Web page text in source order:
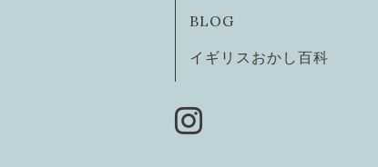
BLOG
イギリスおかし百科